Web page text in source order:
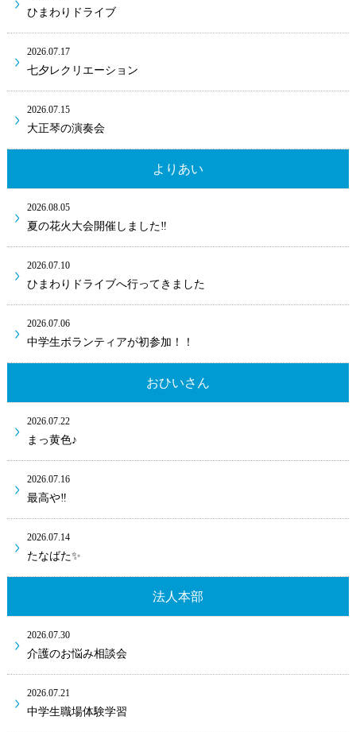
ひまわりドライブ
2026.07.17
七夕レクリエーション
2026.07.15
大正琴の演奏会
よりあい
2026.08.05
夏の花火大会開催しました‼
2026.07.10
ひまわりドライブへ行ってきました
2026.07.06
中学生ボランティアが初参加！！
おひいさん
2026.07.22
まっ黄色♪
2026.07.16
最高や‼
2026.07.14
たなばた✨
法人本部
2026.07.30
介護のお悩み相談会
2026.07.21
中学生職場体験学習